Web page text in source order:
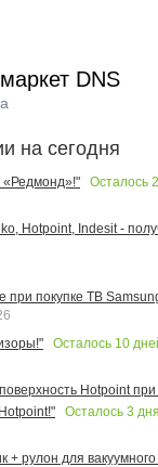
DNS
на сегодня
Осталось
Hotpoint, Indesit -
при покупке ТВ
Осталось 10
Hotpoint при
Осталось 3 дня
+ рулон для